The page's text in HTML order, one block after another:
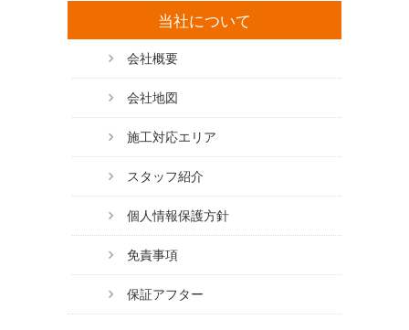
当社について
会社概要
会社地図
施工対応エリア
スタッフ紹介
個人情報保護方針
免責事項
保証アフター